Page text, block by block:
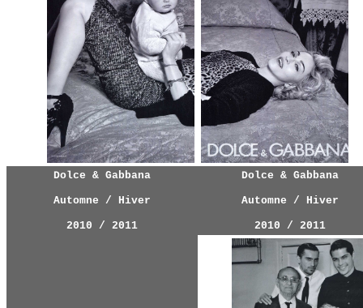
Dolce & Gabbana
Automne / Hiver
2010 / 2011
Dolce & Gabbana
Automne / Hiver
2010 / 2011